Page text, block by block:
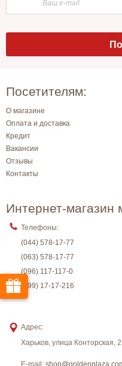
Посетителям:
О магазине
Оплата и доставка
Кредит
Вакансии
Отзывы
Контакты
Интернет-магазин
Телефоны:
(044) 578-17-77
(063) 578-17-77
(096) 117-117-0
(099) 17-17-216
Адрес:
Харьков, улица Конторская,
E-mail: